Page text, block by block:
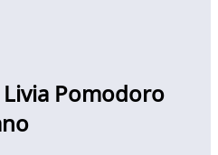
Pomodoro